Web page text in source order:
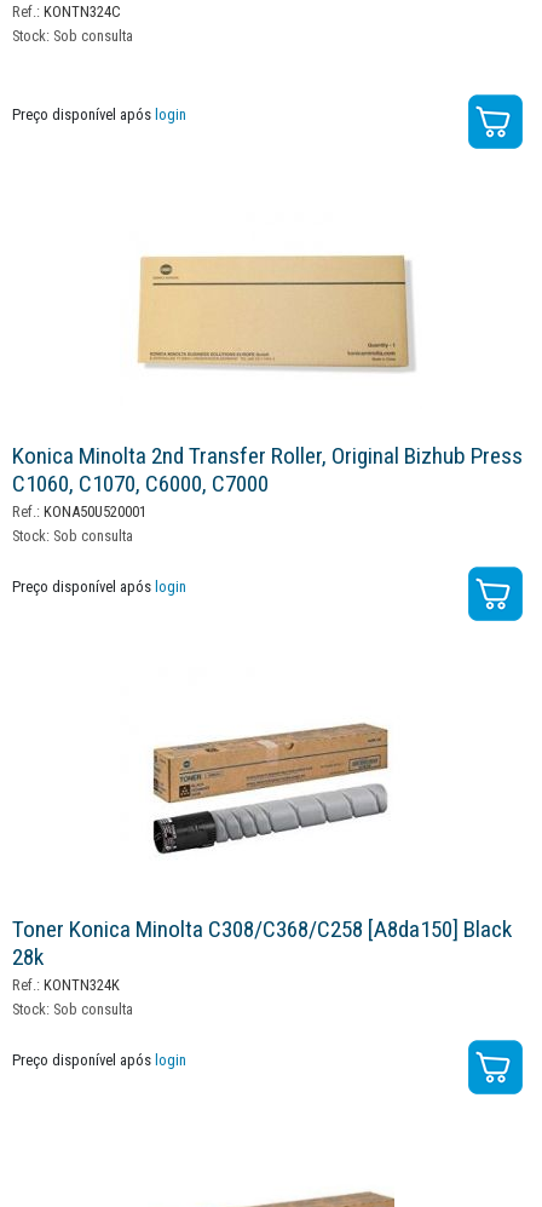
Ref.: KONTN324C
Stock: Sob consulta
Preço disponível após login
Konica Minolta 2nd Transfer Roller, Original Bizhub Press
C1060, C1070, C6000, C7000
Ref.: KONA50U520001
Stock: Sob consulta
Preço disponível após login
Toner Konica Minolta C308/c368/c258 [a8da150] Black
28k
Ref.: KONTN324K
Stock: Sob consulta
Preço disponível após login